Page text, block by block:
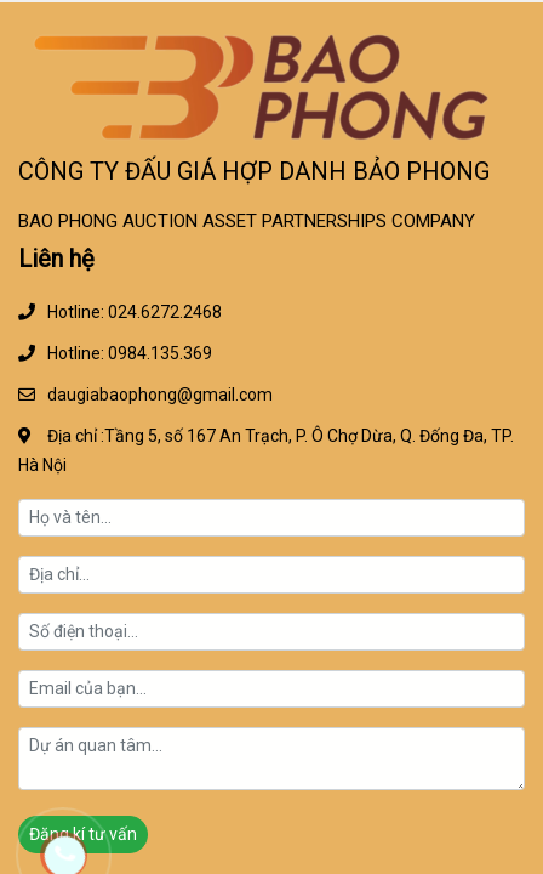
CÔNG TY ĐẤU GIÁ HỢP DANH BẢO PHONG
BAO PHONG AUCTION ASSET PARTNERSHIPS COMPANY
Liên hệ
Hotline: 024.6272.2468
Hotline: 0984.135.369
daugiabaophong@gmail.com
Địa chỉ :Tầng 5, số 167 An Trạch, P. Ô Chợ Dừa, Q. Đống Đa, TP.
Hà Nội